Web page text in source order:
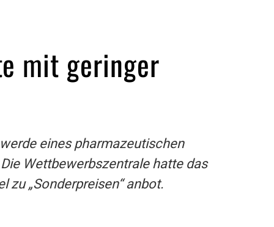
mit geringer
eines pharmazeutischen
Wettbewerbszentrale hatte das
„Sonderpreisen“ anbot.